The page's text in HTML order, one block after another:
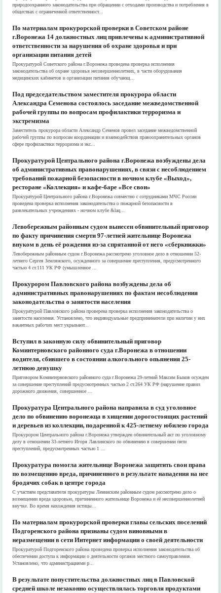
природоохранного законодательства при обращении с отходами производства и потребления в
обществах с ограниченной ответственност...
По материалам прокурорской проверки в Советском районе
г.Воронежа 14 должностных лиц привлечены к административной
ответственности за нарушения об охране здоровья и при
организации питания детей
Прокуратурой Советского района г.Воронежа проведена проверка исполнения
законодательства об охране здоровья несовершеннолетних, в части оборудования
медицинских кабинетов и организации питания обучающ...
Под председательством заместителя прокурора области
Александра Семенова состоялось заседание межведомственной
рабочей группы по вопросам профилактики терроризма и
экстремизма
Заместитель прокурора области Александр Семенов провел заседание межведомственной
рабочей группы по вопросам координации и взаимодействия правоохранительных органов
сфере профилактики терроризма и экс...
Прокуратурой Центрального района г.Воронежа возбуждены дела
об административных правонарушениях, в связи с несоблюдением
требований пожарной безопасности в ночном клубе «Выход»,
ресторане «Коллекция» и кафе-баре «Все свои»
Прокуратурой Центрального района г.Воронежа совместно с сотрудниками МЧС России
проведена проверка исполнения законодательства о пожарной безопасности в
развлекательных учреждениях - ночном клубе &laq...
Левобережным районным судом вынесен обвинительный приговор
по факту причинения смерти 97-летней жительнице Воронежа
внуком в день её рождения из-за спрятанной от него «сберкнижки»
Левобережным районным судом г.Воронежа рассмотрено уголовное дело в отношении 52-
летнего Сергея Землянского, осужденного за совершение преступления, предусмотренного
частью 4 ст.111 УК РФ (умышленное ...
Прокурором Павловского района возбуждены дела об
административных правонарушениях по фактам несоблюдения
законодательства о занятости населения
Прокуратурой Павловского района проверена проверка исполнения законодательства о
занятости населения. Установлено, что индивидуальные предприниматели при наличии у них
вакантных рабочих мест укрывают...
Вступил в законную силу обвинительный приговор
Коминтерновского районного суда г.Воронежа в отношении
водителя, сбившего в состоянии алкогольного опьянения 25-
летнюю девушку
Приговором Коминтерновского районного суда г.Воронежа 29-летний Максим Быков осужден
за совершение преступлений предусмотренных частью 2 ст.264 УК РФ (нарушение правил
дорожного движения, совершенное ...
Прокуратура Центрального района направила в суд уголовное
дело по обвинению воронежца в хищении дорогостоящих растений
и деревьев из коллекции, подаренной к 425-летнему юбилею города
Прокурором Центрального района г.Воронежа утвержден обвинительный акт по уголовному
делу в отношении 33-летнего Игоря Лавлинского по обвинению в совершении пяти
преступлений, предусмотренных частью 1 ...
Прокуратура помогла жительнице Воронежа защитить свои права
по возмещению вреда, причиненного в результате нападения на нее
бродячих собак в центре города
С участием представителя прокуратуры Ленинским районным судом рассмотрено дело о
возмещении вреда здоровью, причиненного жительнице Воронежа и её несовершеннолетней
внучке. Во время нахождения истицы...
По материалам прокурорской проверки главы сельских поселений
Подгоренского района признаны судом виновными в
неразмещении в сети Интернет информации о своей деятельности
Прокуратурой Подгоренского района проведена проверка исполнения законодательства об
обеспечении доступа к информации о деятельности органов местного самоуправления.
Установлено, что администрациями р...
В результате попустительства должностных лиц в Павловской
средней школе незаконно осуществлялась торговля продуктами